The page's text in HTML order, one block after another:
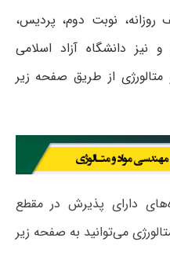
نوبت دوم، پردیس،
نیز دانشگاه آزاد اسلامی
از طریق صفحه زیر
دارای پذیرش در مقطع
می‌توانید به صفحه زیر